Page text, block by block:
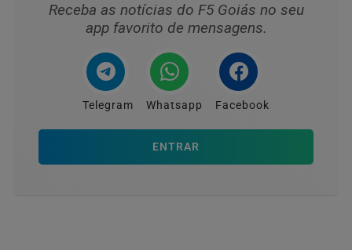
Receba as notícias do F5 Goiás no seu
app favorito de mensagens.
Telegram Whatsapp Facebook
ENTRAR